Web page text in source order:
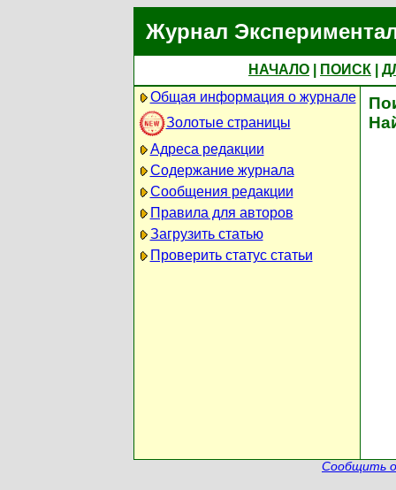
Журнал
НАЧАЛО ПОИСК
Общая информация о журнале
Золотые страницы
Адреса редакции
Содержание журнала
Сообщения редакции
Правила для авторов
Загрузить статью
Проверить статус статьи
Сообщить о